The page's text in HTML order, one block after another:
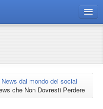
News dal mondo dei social
che Non Dovresti Perdere